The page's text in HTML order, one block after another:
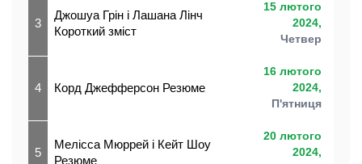
3
Джошуа Грін і Лашана Лінч
Короткий зміст
15 лютого
2024,
Четвер
4 Корд Джефферсон Резюме
16 лютого
2024,
П'ятниця
5
Мелісса Мюррей і Кейт Шоу
Резюме
20 лютого
2024,